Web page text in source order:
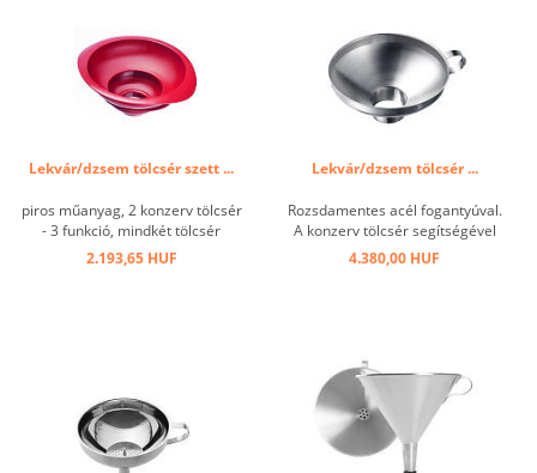
Lekvár/dzsem tölcsér szett ...
piros műanyag, 2 konzerv tölcsér
- 3 funkció, mindkét tölcsér
külön-külön is használható, vagy
összekapcsolva. Két különböző
2.193,65 HUF
Lekvár/dzsem tölcsér ...
Rozsdamentes acél fogantyúval.
A konzerv tölcsér segítségével
legalább 4 cm átmérőjű
nyílásokkal rendelkező konzerv /
4.380,00 HUF